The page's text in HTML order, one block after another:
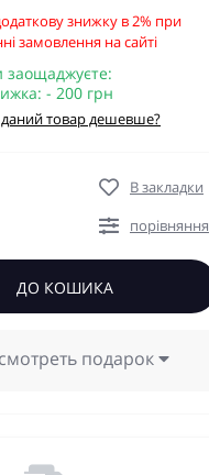
знижку в 2% при
замовлення на сайті
заощаджуєте:
- 200 грн
товар дешевше?
В закладки
порівняння
ДО КОШИКА
подарок